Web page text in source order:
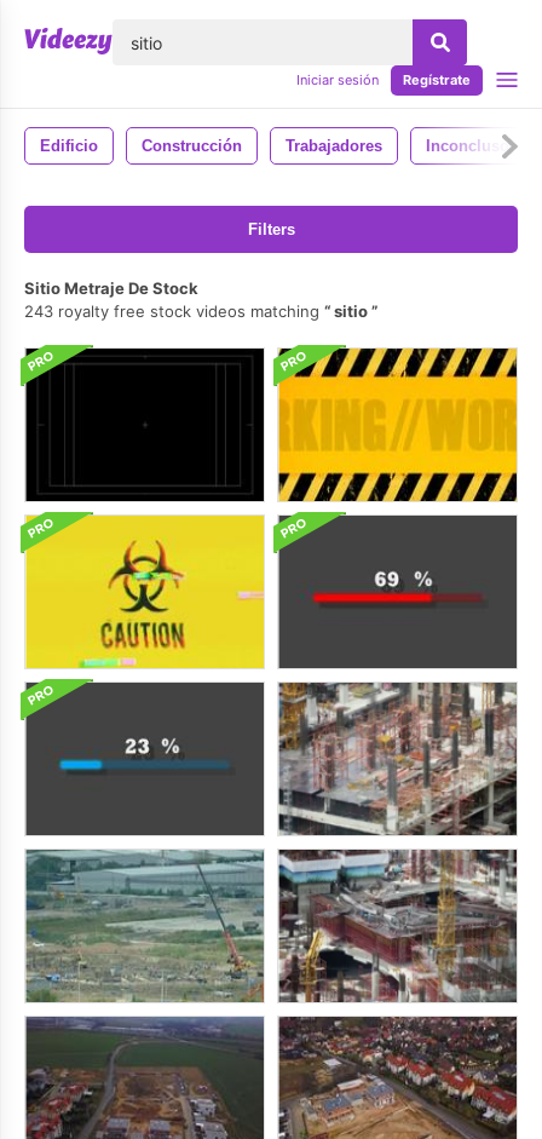
Iniciar sesión Regístrate
Edificio Construcción Trabajadores Inconcluso
Filters
Sitio Metraje De Stock
243 royalty free stock videos matching
sitio